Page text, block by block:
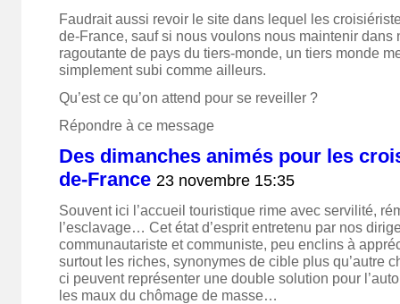
Faudrait aussi revoir le site dans lequel les
de-France, sauf si nous voulons nous maintenir dans
ragoutante de pays du tiers-monde, un tiers monde
simplement subi comme ailleurs.
Qu’est ce qu’on attend pour se reveiller ?
Répondre à ce message
Des dimanches animés pour les
de-France 23 novembre 15:35
Souvent ici l’accueil touristique rime avec servilité,
l’esclavage… Cet état d’esprit entretenu par nos
communautariste et communiste, peu enclins à
surtout les riches, synonymes de cible plus qu’autre
ci peuvent représenter une double solution pour
les maux du chômage de masse…